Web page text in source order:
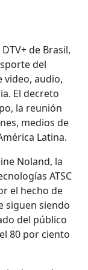
de Brasil,
del
video, audio,
El decreto
la reunión
medios de
Latina.
Noland, la
ATSC
el hecho de
siguen siendo
del público
80 por ciento